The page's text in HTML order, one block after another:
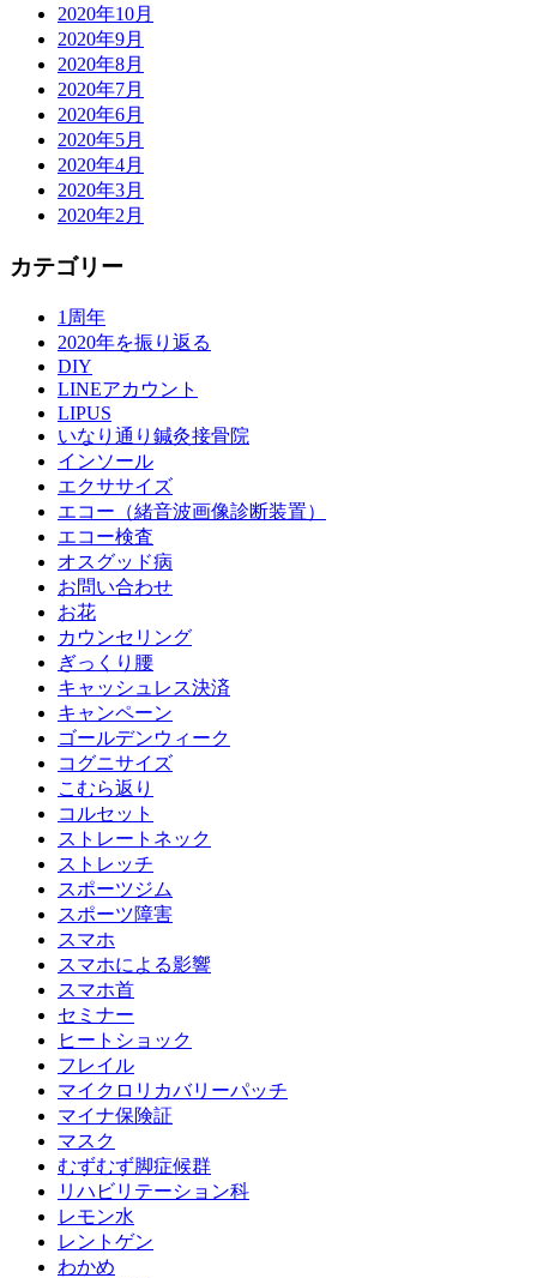
2020年10月
2020年9月
2020年8月
2020年7月
2020年6月
2020年5月
2020年4月
2020年3月
2020年2月
カテゴリー
1周年
2020年を振り返る
DIY
LINEアカウント
LIPUS
いなり通り鍼灸接骨院
インソール
エクササイズ
エコー（緒音波画像診断装置）
エコー検査
オスグッド病
お問い合わせ
お花
カウンセリング
ぎっくり腰
キャッシュレス決済
キャンペーン
ゴールデンウィーク
コグニサイズ
こむら返り
コルセット
ストレートネック
ストレッチ
スポーツジム
スポーツ障害
スマホ
スマホによる影響
スマホ首
セミナー
ヒートショック
フレイル
マイクロリカバリーパッチ
マイナ保険証
マスク
むずむず脚症候群
リハビリテーション科
レモン水
レントゲン
わかめ